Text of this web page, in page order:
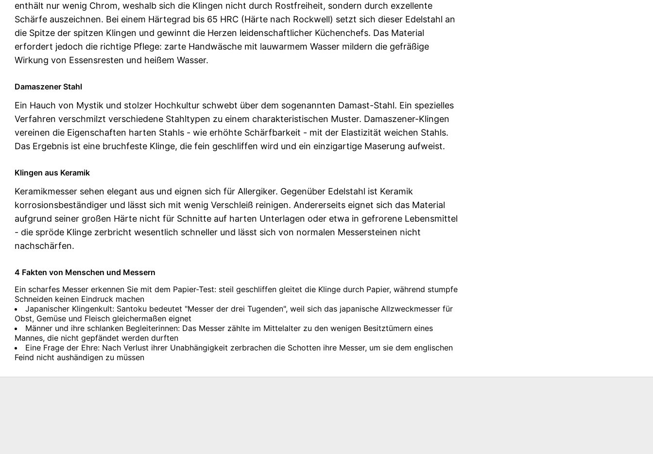
enthält nur wenig Chrom, weshalb sich die Klingen nicht durch Rostfreiheit, sondern durch exzellente
Schärfe auszeichnen. Bei einem Härtegrad bis 65 HRC (Härte nach Rockwell) setzt sich dieser Edelstahl an
die Spitze der spitzen Klingen und gewinnt die Herzen leidenschaftlicher Küchenchefs. Das Material
erfordert jedoch die richtige Pflege: zarte Handwäsche mit lauwarmem Wasser mildern die gefräßige
Wirkung von Essensresten und heißem Wasser.
Damaszener Stahl
Ein Hauch von Mystik und stolzer Hochkultur schwebt über dem sogenannten Damast-Stahl. Ein spezielles
Verfahren verschmilzt verschiedene Stahltypen zu einem charakteristischen Muster. Damaszener-Klingen
vereinen die Eigenschaften harten Stahls - wie erhöhte Schärfbarkeit - mit der Elastizität weichen Stahls.
Das Ergebnis ist eine bruchfeste Klinge, die fein geschliffen wird und ein einzigartige Maserung aufweist.
Klingen aus Keramik
Keramikmesser sehen elegant aus und eignen sich für Allergiker. Gegenüber Edelstahl ist Keramik
korrosionsbeständiger und lässt sich mit wenig Verschleiß reinigen. Andererseits eignet sich das Material
aufgrund seiner großen Härte nicht für Schnitte auf harten Unterlagen oder etwa in gefrorene Lebensmittel
- die spröde Klinge zerbricht wesentlich schneller und lässt sich von normalen Messersteinen nicht
nachschärfen.
4 Fakten von Menschen und Messern
Ein scharfes Messer erkennen Sie mit dem Papier-Test: steil geschliffen gleitet die Klinge durch Papier, während stumpfe
Schneiden keinen Eindruck machen
Japanischer Klingenkult: Santoku bedeutet "Messer der drei Tugenden", weil sich das japanische Allzweckmesser für
Obst, Gemüse und Fleisch gleichermaßen eignet
Männer und ihre schlanken Begleiterinnen: Das Messer zählte im Mittelalter zu den wenigen Besitztümern eines
Mannes, die nicht gepfändet werden durften
Eine Frage der Ehre: Nach Verlust ihrer Unabhängigkeit zerbrachen die Schotten ihre Messer, um sie dem englischen
Feind nicht aushändigen zu müssen